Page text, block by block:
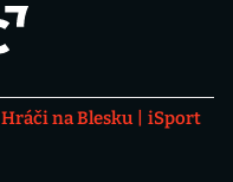
Hráči na Blesku
iSport